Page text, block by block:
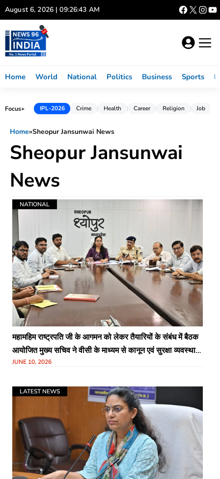
Skip
to
content
August 6, 2026 | 09:26:44 AM
Home World National Politics Business Sports
Focus► IPL-2026 Crime Health Career Religion Job
Home»Sheopur Jansunwai News
Sheopur Jansunwai
News
NATIONAL
महामहिम राष्ट्रपति जी के आगमन को लेकर तैयारियों के संबंध में बैठक
आयोजित मुख्य सचिव ने वीसी के माध्यम से कानून एवं सुरक्षा व्यवस्था
की समीक्षा
JUNE 10, 2026
LATEST NEWS